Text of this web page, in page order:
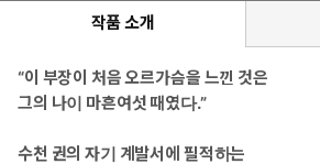
작품 소개
“이 부장이 처음 오르가슴을 느낀 것은
그의 나이 마흔여섯 때였다.”
수천 권의 자기 계발서에 필적하는